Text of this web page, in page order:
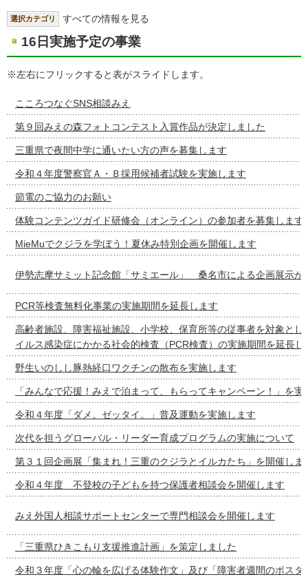
選択カテゴリ すべての情報を見る
16日実施予定の事業
※左右にフリックすると表がスライドします。
こころつなぐSNS相談みえ
第９回みえの森フォトコンテスト入賞作品が決定しました
三重県で夜間中学に通いたい方の声を募集します
令和４年度警察官Ａ・Ｂ採用候補者試験を実施します
節電のご協力のお願い
体験コンテンツガイド研修会（オンライン）の参加者を募集します
MieMuでクジラを学ぼう！夏休み特別企画を開催します
伊勢志摩サミット記念館「サミエール」 桑名市による企画展示が
PCR等検査無料化事業の実施期間を延長します
高齢者施設、障害福祉施設、小学校、保育所等の従事者を対象とし
イルス感染症にかかる社会的検査（PCR検査）の実施期間を延長し
野生いのしし豚熱経口ワクチンの散布を実施します
「みんなで応援！みえで泊まって、もらってキャンペーン！」を実
令和４年度「ダメ。ゼッタイ。」普及運動を実施します
次代を担うグローバル・リーダー育成プログラムの実施について
第３１回企画展「集まれ！三重のクジラとイルカたち」を開催しま
令和４年度 不登校の子どもを持つ保護者相談会を開催します
みえ外国人相談サポートセンターで専門相談会を開催します
「三重県ひきこもり支援推進計画」を策定しました
令和３年度「心の輪を広げる体験作文」及び「障害者週間のポスタ